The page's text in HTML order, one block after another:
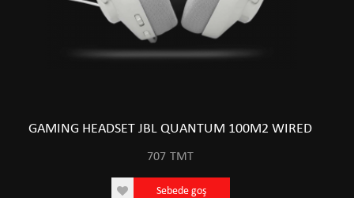
GAMING HEADSET JBL QUANTUM 100M2 WIRED
707 TMT
Sebede goş